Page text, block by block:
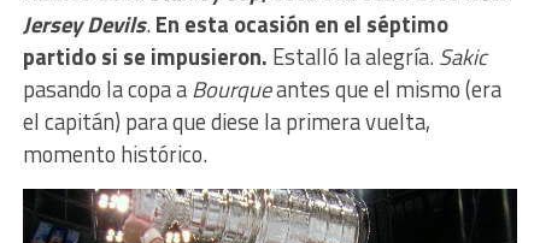
Jersey Devils.En esta ocasión en el séptimo
partido si se impusieron. Estalló la alegría.Sakic
pasando la copa aBourqueantes que el mismo (era
el capitán) para que diese la primera vuelta,
momento histórico.